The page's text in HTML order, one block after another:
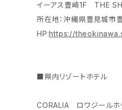
イーアス豊崎1F THE
所在地：沖縄県豊見城市
HP:https://
■県内リゾートホテル
CORALIA ロワジールホ